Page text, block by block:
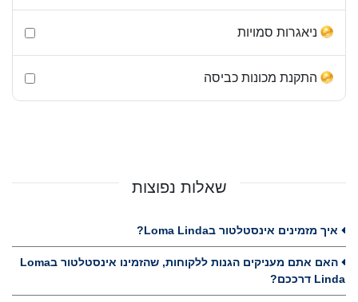
ניאגרות סמויות
התקנת מכונות כביסה
שאלות נפוצות
איך מזמינים אינסטלטור בLoma Linda?
האם אתם מעניקים הגנות ללקוחות, שהזמינו אינסטלטור בLoma
Linda דרככם?